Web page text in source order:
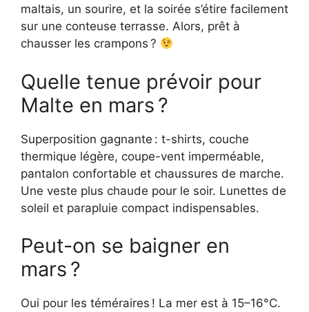
maltais, un sourire, et la soirée s’étire facilement
sur une conteuse terrasse. Alors, prêt à
chausser les crampons ?
Quelle tenue prévoir pour
Malte en mars ?
Superposition gagnante : t-shirts, couche
thermique légère, coupe-vent imperméable,
pantalon confortable et chaussures de marche.
Une veste plus chaude pour le soir. Lunettes de
soleil et parapluie compact indispensables.
Peut-on se baigner en
mars ?
Oui pour les téméraires ! La mer est à 15–16°C.